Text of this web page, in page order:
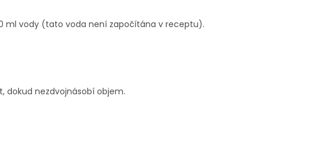
ml vody (tato voda není započítána v receptu).
dokud nezdvojnásobí objem.